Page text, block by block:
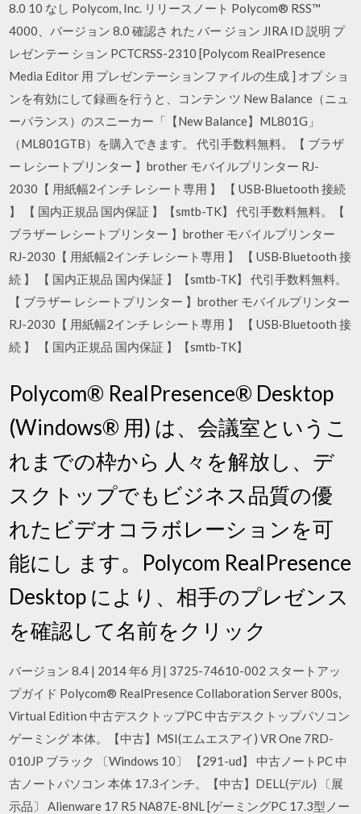
8.0 10 なし Polycom, Inc. リリースノート Polycom® RSS™
4000、バージョン 8.0 確認さ れた バー ジョン JIRA ID 説明 プ
レゼンテー ション PCTCRSS-2310 [Polycom RealPresence
Media Editor 用 プレゼンテーションファイルの生成 ] オプ ショ
ンを有効にして録画を行うと、コンテン ツ New Balance（ニュ
ーバランス）のスニーカー「【New Balance】ML801G」
（ML801GTB）を購入できます。 代引手数料無料。【 ブラザ
ー レシートプリンター 】brother モバイルプリンター RJ-
2030【 用紙幅2インチ レシート専用 】 【 USB·Bluetooth 接続
】 【 国内正規品 国内保証 】【smtb-TK】 代引手数料無料。【
ブラザー レシートプリンター 】brother モバイルプリンター
RJ-2030【 用紙幅2インチ レシート専用 】 【 USB·Bluetooth 接
続 】 【 国内正規品 国内保証 】【smtb-TK】 代引手数料無料。
【 ブラザー レシートプリンター 】brother モバイルプリンター
RJ-2030【 用紙幅2インチ レシート専用 】 【 USB·Bluetooth 接
続 】 【 国内正規品 国内保証 】【smtb-TK】
Polycom® RealPresence® Desktop
(Windows® 用) は、会議室というこ
れまでの枠から 人々を解放し、デ
スクトップでもビジネス品質の優
れたビデオコラボレーションを可
能にし ます。Polycom RealPresence
Desktop により、相手のプレゼンス
を確認して名前をクリック
バージョン 8.4 | 2014 年6 月| 3725-74610-002 スタートアッ
プガイド Polycom® RealPresence Collaboration Server 800s,
Virtual Edition 中古デスクトップPC 中古デスクトップパソコン
ゲーミング 本体。【中古】MSI(エムエスアイ) VR One 7RD-
010JP ブラック 〔Windows 10〕 【291-ud】 中古ノートPC 中
古ノートパソコン 本体 17.3インチ。【中古】DELL(デル) 〔展
示品〕 Alienware 17 R5 NA87E-8NL [ゲーミングPC 17.3型ノー